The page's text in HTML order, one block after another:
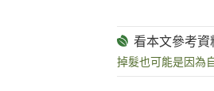
掉髮也可能是因為